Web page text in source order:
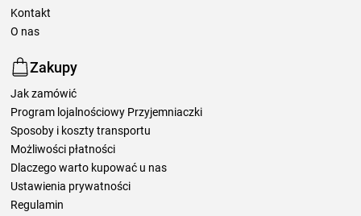
Kontakt
O nas
Zakupy
Jak zamówić
Program lojalnościowy Przyjemniaczki
Sposoby i koszty transportu
Możliwości płatności
Dlaczego warto kupować u nas
Ustawienia prywatności
Regulamin